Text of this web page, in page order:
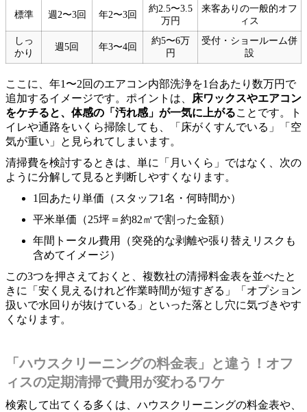
標準 週2〜3回 年2〜3回
約2.5〜3.5
万円
来客ありの一般的オフ
ィス
しっ
かり
週5回 年3〜4回
約5〜6万
円
受付・ショールーム併
設
ここに、年1〜2回のエアコン内部洗浄を1台あたり数万円で
追加するイメージです。ポイントは、
床ワックスやエアコン
をケチると、体感の「汚れ感」が一気に上がることです。ト
イレや通路をいくら掃除しても、「床がくすんでいる」「空
気が重い」と見られてしまいます。
清掃費を検討するときは、単に「月いくら」ではなく、次の
ように分解して見ると判断しやすくなります。
1回あたり単価（スタッフ1名・何時間か）
平米単価（25坪＝約82㎡で割った金額）
年間トータル費用（突発的な剥離や張り替えリスクも
含めてイメージ）
この3つを押さえておくと、複数社の清掃料金表を並べたと
きに「安く見えるけれど作業時間が短すぎる」「オプション
扱いで水回りが抜けている」といった落とし穴に気づきやす
くなります。
「ハウスクリーニングの料金表」と違う！オフ
ィスの定期清掃で費用が変わるワケ
検索して出てくる多くは、ハウスクリーニングの料金表や、